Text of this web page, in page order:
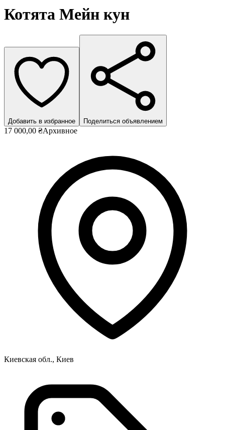
Котята Мейн кун
Добавить в избранное Поделиться объявлением
17 000,00 ₴Архивное
Киевская обл., Киев